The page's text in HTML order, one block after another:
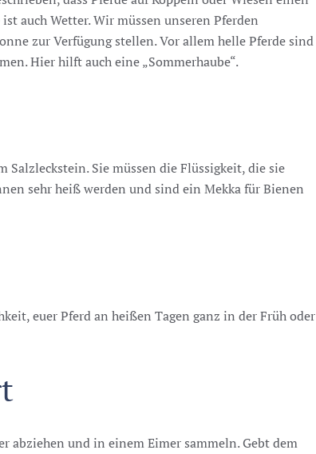
auch Wetter. Wir müssen unseren Pferden
zur Verfügung stellen. Vor allem helle Pferde sind
Hier hilft auch eine „Sommerhaube“.
Salzleckstein. Sie müssen die Flüssigkeit, die sie
sehr heiß werden und sind ein Mekka für Bienen
euer Pferd an heißen Tagen ganz in der Früh oder
abziehen und in einem Eimer sammeln. Gebt dem